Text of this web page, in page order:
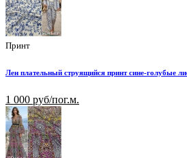
Принт
Лен плательный струящийся принт сине-голубые
1 000 руб/пог.м.